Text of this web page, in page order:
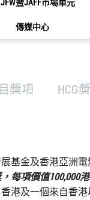
傳媒中心
獎項 HCG
基金及香港亞洲
每項價值100,000港
港及一個來自香